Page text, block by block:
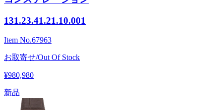
131.23.41.21.10.001
Item No.67963
お取寄せ/Out Of Stock
¥980,980
新品